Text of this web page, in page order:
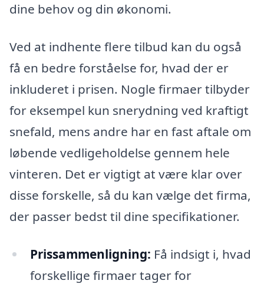
dine behov og din økonomi.
Ved at indhente flere tilbud kan du også
få en bedre forståelse for, hvad der er
inkluderet i prisen. Nogle firmaer tilbyder
for eksempel kun snerydning ved kraftigt
snefald, mens andre har en fast aftale om
løbende vedligeholdelse gennem hele
vinteren. Det er vigtigt at være klar over
disse forskelle, så du kan vælge det firma,
der passer bedst til dine specifikationer.
Prissammenligning: Få indsigt i, hvad
forskellige firmaer tager for